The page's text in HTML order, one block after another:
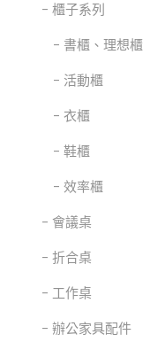
櫃子系列
書櫃、理想櫃
活動櫃
衣櫃
鞋櫃
效率櫃
會議桌
折合桌
工作桌
辦公家具配件